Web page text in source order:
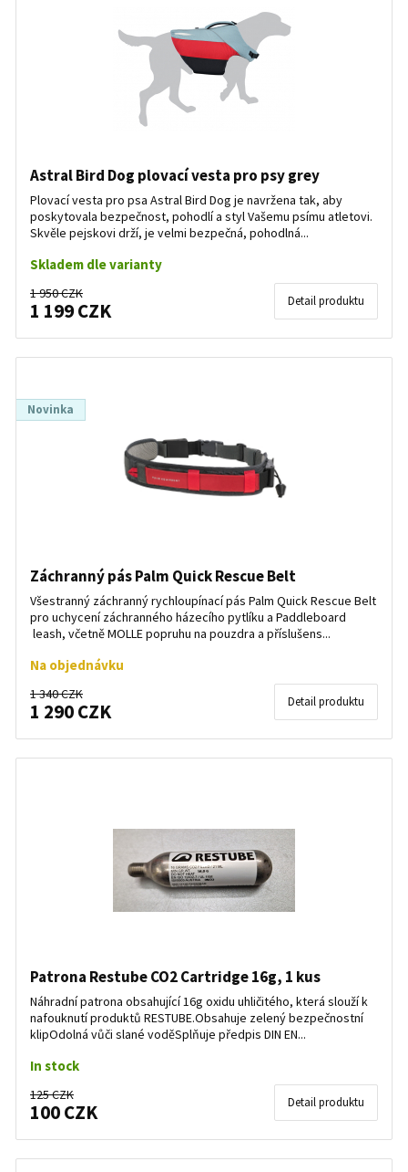
Astral Bird Dog plovací vesta pro psy grey
Plovací vesta pro psa Astral Bird Dog je navržena tak, aby
poskytovala bezpečnost, pohodlí a styl Vašemu psímu atletovi.
Skvěle pejskovi drží, je velmi bezpečná, pohodlná...
Skladem dle varianty
1 950 CZK
1 199 CZK Detail produktu
Novinka
Záchranný pás Palm Quick Rescue Belt
Všestranný záchranný rychloupínací pás Palm Quick Rescue Belt
pro uchycení záchranného házecího pytlíku a Paddleboard
leash, včetně MOLLE popruhu na pouzdra a příslušens...
Na objednávku
1 340 CZK
1 290 CZK Detail produktu
Patrona Restube CO2 Cartridge 16g, 1 kus
Náhradní patrona obsahující 16g oxidu uhličitého, která slouží k
nafouknutí produktů RESTUBE.Obsahuje zelený bezpečnostní
klipOdolná vůči slané voděSplňuje předpis DIN EN...
In stock
125 CZK
100 CZK Detail produktu